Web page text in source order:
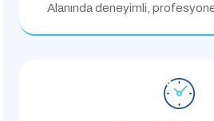
Alanında deneyimli,